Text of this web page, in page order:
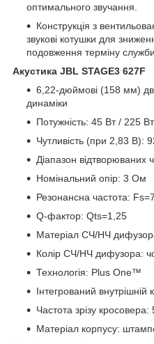
оптимального звучання.
Конструкція з
звукові котушки для
подовження терміну
Акустика JBL STAGE3 627F
6,22-дюймові (158 мм)
динаміки
Потужність: 45 Вт / 225 Вт
Чутливість (при 2,83 В):
Діапазон відтворюваних
Номінальний опір: 3 Ом
Резонансна частота:
Q-фактор: Qts=1,25
Матеріал СЧ/НЧ
Колір СЧ/НЧ дифузора:
Технологія: Plus One™
Інтегрований внутрішній
Частота зрізу
Матеріал корпусу: